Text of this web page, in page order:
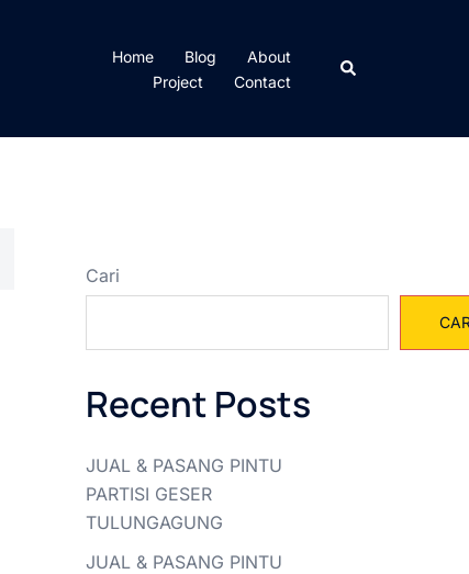
Home Blog
About
Project
Contact
Cari
Cari
Recent Posts
JUAL & PASANG PINTU
PARTISI GESER
TULUNGAGUNG
JUAL & PASANG PINTU